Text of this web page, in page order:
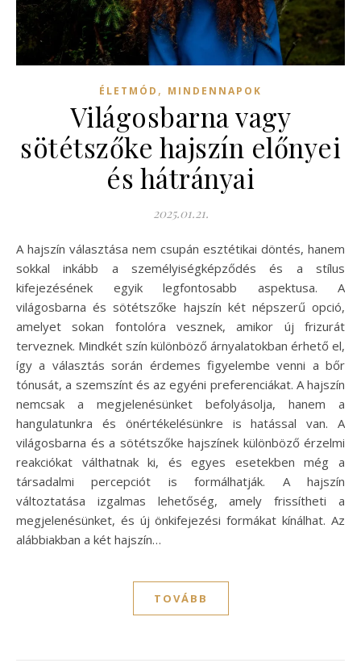
ÉLETMÓD , MINDENNAPOK
Világosbarna vagy
sötétszőke hajszín előnyei
és hátrányai
2025.01.21.
A hajszín választása nem csupán esztétikai döntés, hanem
sokkal inkább a személyiségképződés és a stílus
kifejezésének egyik legfontosabb aspektusa. A
világosbarna és sötétszőke hajszín két népszerű opció,
amelyet sokan fontolóra vesznek, amikor új frizurát
terveznek. Mindkét szín különböző árnyalatokban érhető el,
így a választás során érdemes figyelembe venni a bőr
tónusát, a szemszínt és az egyéni preferenciákat. A hajszín
nemcsak a megjelenésünket befolyásolja, hanem a
hangulatunkra és önértékelésünkre is hatással van. A
világosbarna és a sötétszőke hajszínek különböző érzelmi
reakciókat válthatnak ki, és egyes esetekben még a
társadalmi percepciót is formálhatják. A hajszín
változtatása izgalmas lehetőség, amely frissítheti a
megjelenésünket, és új önkifejezési formákat kínálhat. Az
alábbiakban a két hajszín…
TOVÁBB